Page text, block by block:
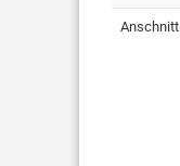
Anschnitt